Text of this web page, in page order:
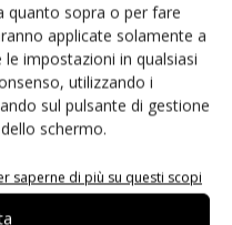
quanto sopra o per fare
applicate solamente a
impostazioni in qualsiasi
utilizzando i
sul pulsante di gestione
schermo.
saperne di più su questi scopi
attiva la Cpu
gestualità a livello utente
quindi più complessa
e
a livello
dalla faccia